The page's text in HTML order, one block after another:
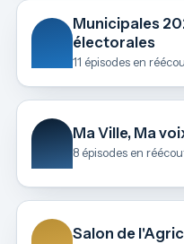
Municipales
électorales
11 épisodes en
Ma Ville, Ma
8 épisodes en
Salon de